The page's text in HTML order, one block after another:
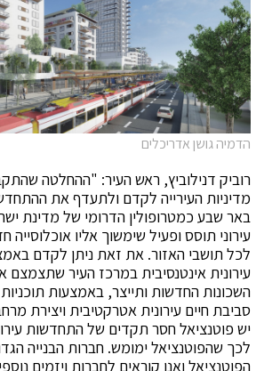
הדמיה גושן אדריכלים
רוביק דנילוביץ, ראש העיר: "ההחלטה
מדיניות העירייה לקדם ולתעדף את
באר שבע כמטרופולין הדרומי של מדינת
עירוני תוסס ופעיל שימשוך אליו אוכלוסייה
לכל תושבי האזור. את זאת ניתן לקדם
עירונית אינטנסיבית במרכז העיר שתצמצם
השכונות החדשות ותייצר, באמצעות
סביבת חיים עירונית אטרקטיבית ויצירת
יש פוטנציאל חסר תקדים של התחדשות
לכך שהפוטנציאל ימומש. חברות הבנייה
הפוטנציאל ואנו קוראים לחברות ויזמים